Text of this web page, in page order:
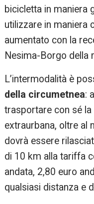
bicicletta in maniera
utilizzare in maniera
aumentato con la
Nesima-Borgo della
L’intermodalità è
della circumetnea:
trasportare con sé
extraurbana, oltre al
dovrà essere
di 10 km alla tariffa
andata, 2,80 euro
qualsiasi distanza e